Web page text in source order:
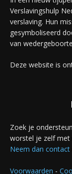
Verslavingshulp
verslaving. Hun
gesymboliseerd
van
Deze website is
Zoek je
worstel je zelf met
Neem dan contact
Voorwaarden -